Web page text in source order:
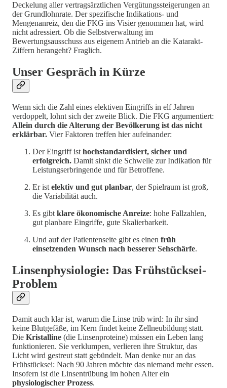
Deckelung aller vertragsärztlichen Vergütungssteigerungen an
der Grundlohnrate. Der spezifische Indikations- und
Mengenanreiz, den die FKG ins Visier genommen hat, wird
nicht adressiert. Ob die Selbstverwaltung im
Bewertungsausschuss aus eigenem Antrieb an die Katarakt-
Ziffern herangeht? Fraglich.
Unser Gespräch in Kürze
Wenn sich die Zahl eines elektiven Eingriffs in elf Jahren
verdoppelt, lohnt sich der zweite Blick. Die FKG argumentiert:
Allein durch die Alterung der Bevölkerung ist das nicht
erklärbar. Vier Faktoren treffen hier aufeinander:
Der Eingriff ist hochstandardisiert, sicher und
erfolgreich. Damit sinkt die Schwelle zur Indikation für
Leistungserbringende und für Betroffene.
Er ist elektiv und gut planbar, der Spielraum ist groß,
die Variabilität auch.
Es gibt klare ökonomische Anreize: hohe Fallzahlen,
gut planbare Eingriffe, gute Skalierbarkeit.
Und auf der Patientenseite gibt es einen früh
einsetzenden Wunsch nach besserer Sehschärfe.
Linsenphysiologie: Das Frühstücksei-
Problem
Damit auch klar ist, warum die Linse trüb wird: In ihr sind
keine Blutgefäße, im Kern findet keine Zellneubildung statt.
Die Kristalline (die Linsenproteine) müssen ein Leben lang
funktionieren. Sie verklumpen, verlieren ihre Struktur, das
Licht wird gestreut statt gebündelt. Man denke nur an das
Frühstücksei: Nach 90 Jahren möchte das niemand mehr essen.
Insofern ist die Linsentrübung im hohen Alter ein
physiologischer Prozess.